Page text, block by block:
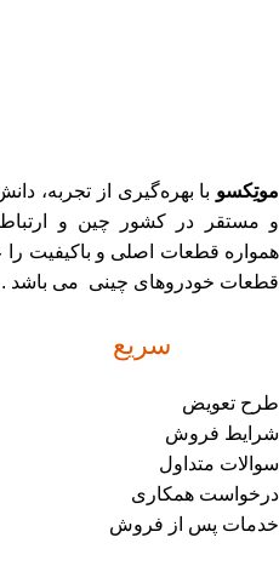
موتِکسو با بهره‌گیری از تجربه،
و مستقر در کشور چین و ارتباط
همواره قطعات اصلی و باکیفیت را
قطعات خودروهای چینی می باشد .
سریع
طرح تعویض
شرایط فروش
سوالات متداول
درخواست همکاری
خدمات پس از فروش